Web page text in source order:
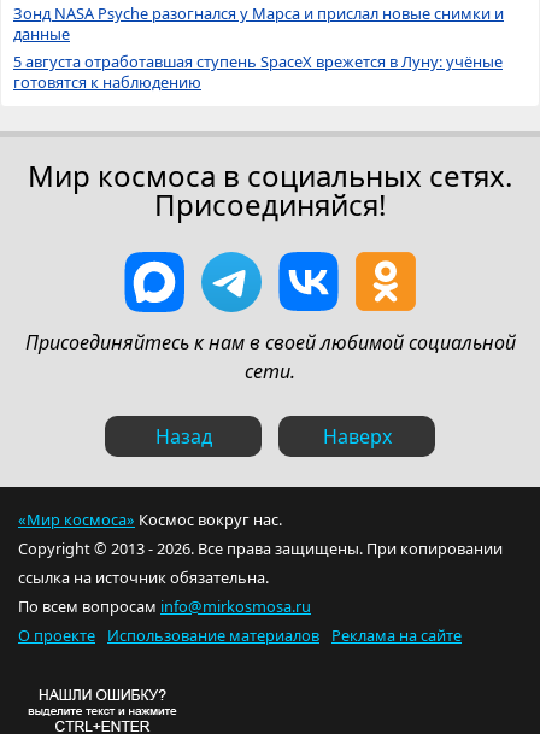
Зонд NASA Psyche разогнался у Марса и прислал новые снимки и
данные
5 августа отработавшая ступень SpaceX врежется в Луну: учёные
готовятся к наблюдению
Мир космоса в социальных сетях.
Присоединяйся!
Присоединяйтесь к нам в своей любимой социальной
сети.
Назад Наверх
«Мир космоса» Космос вокруг нас.
Copyright © 2013 - 2026. Все права защищены. При копировании
ссылка на источник обязательна.
По всем вопросам info@mirkosmosa.ru
О проекте
Использование материалов Реклама на сайте